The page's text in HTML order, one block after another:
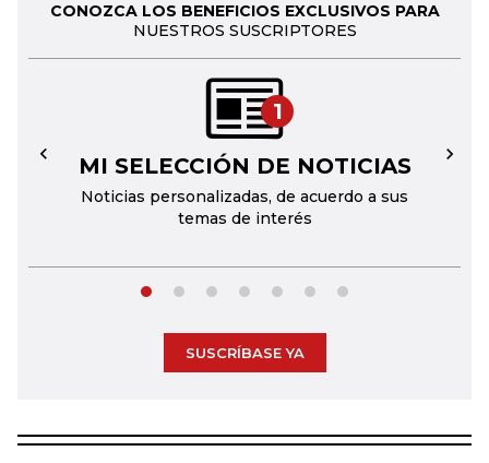
CONOZCA LOS BENEFICIOS EXCLUSIVOS PARA
NUESTROS SUSCRIPTORES
1
MI SELECCIÓN DE NOTICIAS
Noticias personalizadas, de acuerdo a sus
temas de interés
← →
SUSCRÍBASE YA